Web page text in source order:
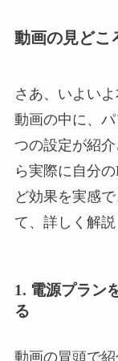
動画の見どこ
さあ、いよい
動画の中に、
つの設定が紹
ら実際に自分
ど効果を実感
て、詳しく解説
1. 電源プラン
る
動画の冒頭で